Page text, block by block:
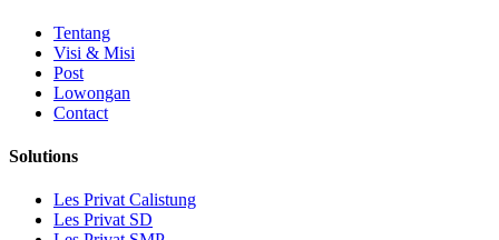
Tentang
Visi & Misi
Post
Lowongan
Contact
Solutions
Les Privat Calistung
Les Privat SD